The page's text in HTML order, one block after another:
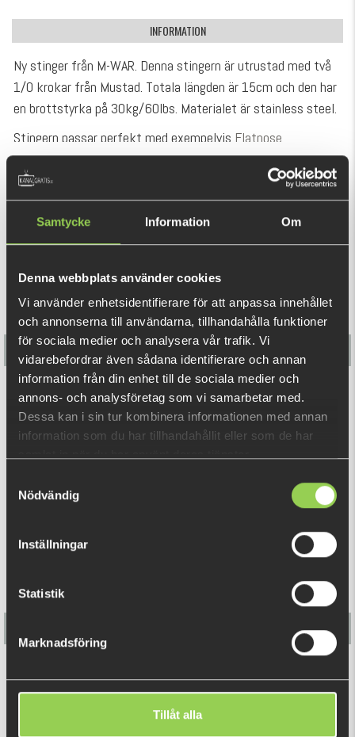
Samtycke Information Om
Denna webbplats använder cookies
Vi använder enhetsidentifierare för att anpassa innehållet
och annonserna till användarna, tillhandahålla funktioner
för sociala medier och analysera vår trafik. Vi
vidarebefordrar även sådana identifierare och annan
information från din enhet till de sociala medier och
annons- och analysföretag som vi samarbetar med.
Dessa kan i sin tur kombinera informationen med annan
information som du har tillhandahållit eller som de har
Nödvändig
Inställningar
Statistik
Marknadsföring
Tillåt alla
INFORMATION
Ny stinger från M-WAR. Denna stingern är utrustad med två
1/0 krokar från Mustad. Totala längden är 15cm och den har
en brottstyrka på 30kg/60lbs. Materialet är stainless steel.
Stingern passar perfekt med exempelvis Flatnose
Shad,Flatnose Dragon,Pig Shad Jr,Abu Beast
Paddle/Curl/Twintail 17cm,
Eastfield Downsizer 17cmoch
andra jiggar i samma storlekar.
Kommer i 1-pack.
REKOMMENDERADE PRODUKTER
Team Galant Keps
99 kr (299 kr)
Flatnose Shad 19cm med Stinger
199 kr (218 kr)